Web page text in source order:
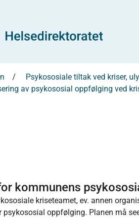
Psykososiale tiltak ved kriser,
av psykososial oppfølging ved
kommunens
kriseteamet, ev. annen
psykososial oppfølging. Planen må